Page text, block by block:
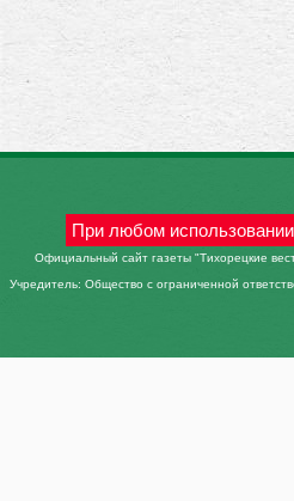
При любом
Официальный сайт газеты "Тихорецкие
Учредитель: Общество с ограниченной